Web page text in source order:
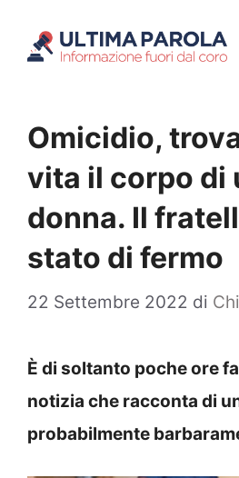
Omicidio,
vita il corpo di
donna. Il
stato di fermo
22 Settembre 2022 di
È di soltanto poche ore
notizia che racconta di
probabilmente